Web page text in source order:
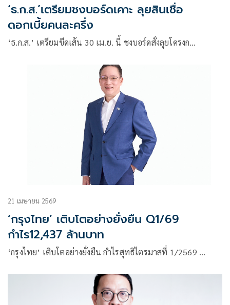
‘ธ.ก.ส.’เตรียมชงบอร์ดเคาะ ลุยสินเชื่อ
ดอกเบี้ยคนละครึ่ง
‘ธ.ก.ส.’ เตรียมขีดเส้น 30 เม.ย. นี้ ชงบอร์ดสั่งลุยโครงก…
21 เมษายน 2569
‘กรุงไทย’ เติบโตอย่างยั่งยืน Q1/69
กำไร12,437 ล้านบาท
‘กรุงไทย’ เติบโตอย่างยั่งยืน กำไรสุทธิไตรมาสที่ 1/2569 …